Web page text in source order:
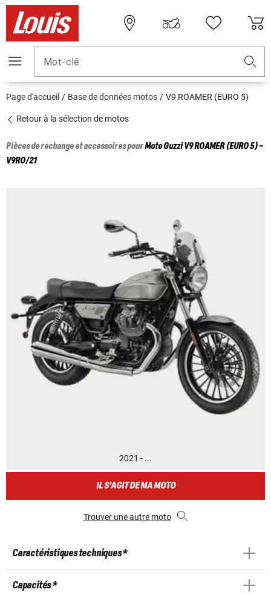
Mot-clé
Page d'accueil Base de données motos V9 ROAMER (EURO 5)
Retour à la sélection de motos
Pièces de rechange et accessoires pourMoto GuzziV9 ROAMER (EURO 5) -
V9RO/21
2021 - ...
IL S'AGIT DE MA MOTO
Trouver une autre moto
Caractéristiques techniques *
Capacités *